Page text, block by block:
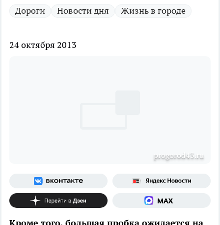
Дороги Новости дня Жизнь в городе
24 октября 2013
progorod43.ru